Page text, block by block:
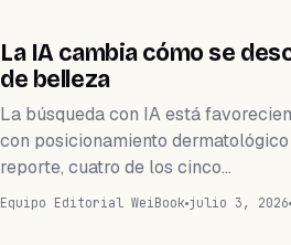
TECNOLOGÍA
La IA cambia cómo se
de belleza
La búsqueda con IA está
con posicionamiento
reporte, cuatro de los cinco…
Equipo Editorial WeiBook julio 3, 2026